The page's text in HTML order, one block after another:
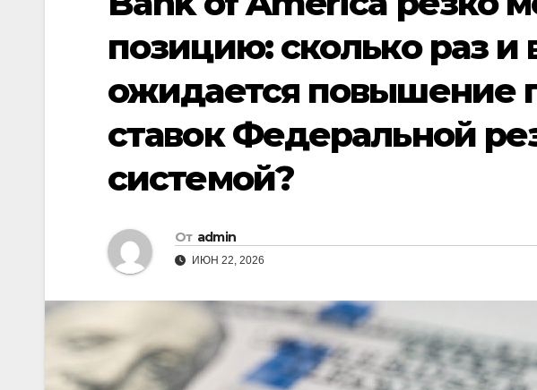
позицию: сколько раз и
ожидается повышение
ставок Федеральной
системой?
От admin
ИЮН 22, 2026